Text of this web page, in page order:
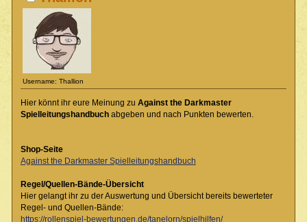
Username: Thallion
Hier könnt ihr eure Meinung zu Against the Darkmaster
Spielleitungshandbuchabgeben und nach Punkten bewerten.
Shop-Seite
Against the Darkmaster Spielleitungshandbuch
Regel/Quellen-Bände-Übersicht
Hier gelangt ihr zu der Auswertung und Übersicht bereits bewerteter
Regel- und Quellen-Bände:
https://rollenspiel-bewertungen.de/tanelorn/spielhilfen/